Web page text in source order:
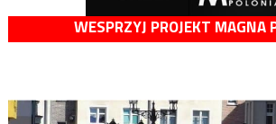
WESPRZYJ PROJEKT MAGNA